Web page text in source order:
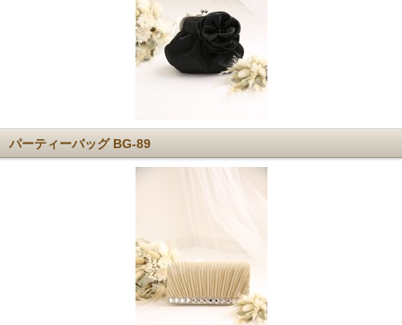
パーティーバッグ BG-89